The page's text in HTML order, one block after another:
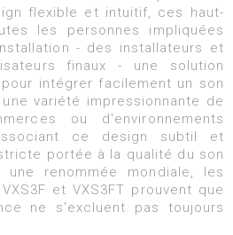
flexible et intuitif, ces haut-
les personnes impliquées
- des installateurs et
finaux - une solution
intégrer facilement un son
variété impressionnante de
ou d'environnements
ce design subtil et
portée à la qualité du son
renommée mondiale, les
et VXS3FT prouvent que
ne s'excluent pas toujours